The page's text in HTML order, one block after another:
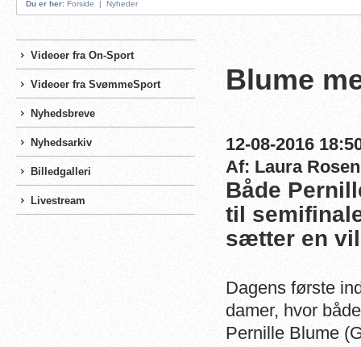
Du er her: Forside | Nyheder
Videoer fra On-Sport
Videoer fra SvømmeSport
Nyhedsbreve
Nyhedsarkiv
Billedgalleri
Livestream
Blume
12-08-2016
Af: Laura
Både
til
sætter en
Dagens første
damer, hvor
Pernille Blume